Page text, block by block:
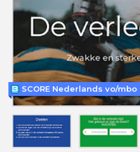
SCORE Nederlands vo/mbo